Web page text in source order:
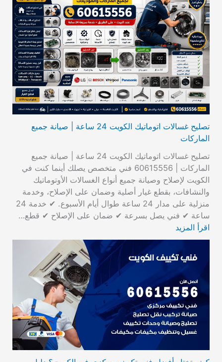
تصليح غسالات اتوماتيك الكويت 24 ساعة | صيانة جميع
الماركات
تصليح غسالات اتوماتيك الكويت 24 ساعة | صيانة جميع
الماركات | 60615556 فني متخصص يصلك أينما كنت في
الكويت لإصلاح وصيانة جميع أنواع الغسالات الأوتوماتيك
والنشافات، بقطع غيار أصلية وضمان على الإصلاح، وخدمة
منزلية على مدار 24 ساعة طوال أيام الأسبوع. ✔ خدمة 24
ساعة ✔ فني يصل بسرعة ✔ ضمان على الإصلاح ✔ قطع…
اقرأ المزيد